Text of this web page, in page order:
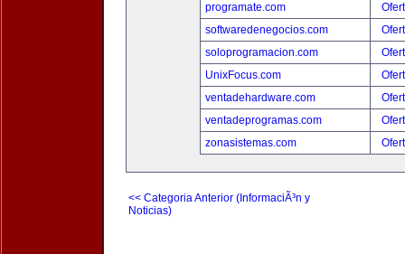
programate.com
softwaredenegocios.com
soloprogramacion.com
UnixFocus.com
ventadehardware.com
ventadeprogramas.com
zonasistemas.com
<< Categoria Anterior (InformaciÃ³n y
Noticias)